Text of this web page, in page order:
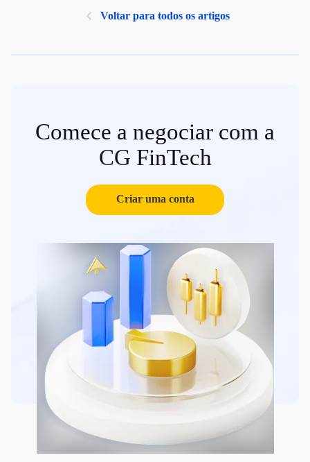
Voltar para todos os artigos
Comece a negociar com a
CG FinTech
Criar uma conta